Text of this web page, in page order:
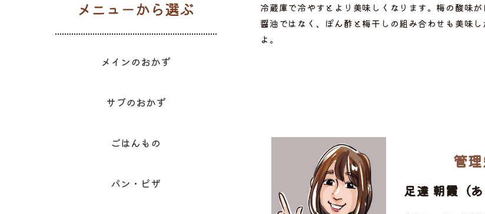
冷蔵庫で冷やすとより美味しくなります。梅の酸味が
醤油ではなく、ぽん酢と梅干しの組み合わせも美味し
よ。
管
足達 朝霞（
メインのおかず
サブのおかず
ごはんもの
パン・ピザ